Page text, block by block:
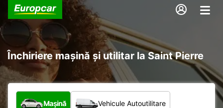
Închiriere mașină și utilitar la Saint Pierre
Ce tip de vehicul?
Mașină Vehicule Autoutilitare